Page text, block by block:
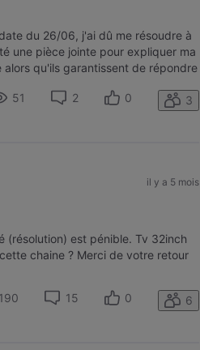
du 26/06, j'ai dû me résoudre à
une pièce jointe pour expliquer ma
alors qu'ils garantissent de répondre
51
2 0 3
il y a 5 mois
(résolution) est pénible. Tv 32inch
chaine ? Merci de votre retour
190
15 0 6